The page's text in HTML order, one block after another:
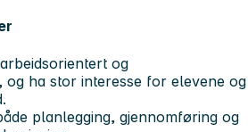
og
og ha stor interesse for elevene og
planlegging, gjennomføring og